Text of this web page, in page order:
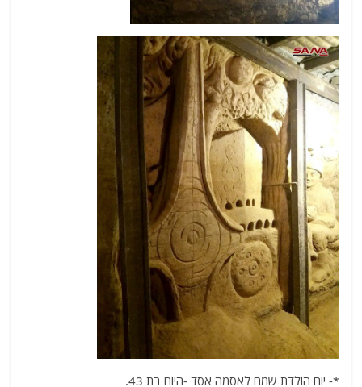
*- יום הולדת שמח לאסמה אסד -היום בת 43.